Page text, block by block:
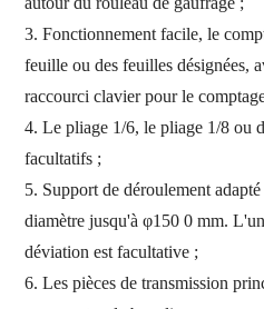
3.Fonctionnement facile, le
feuille ou des feuilles désignées,
raccourci clavier pour le
4.Le pliage 1/6, le pliage 1/8 ou
facultatifs ;
5. Support de déroulement
diamètre jusqu'à φ150 0 mm.
déviation est facultative ;
6.Les pièces de transmission